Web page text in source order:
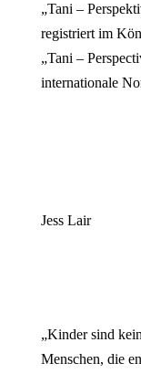
„Tani –
registriert im
„Tani –
internationale
Jess Lair
„Kinder sind
Menschen, die